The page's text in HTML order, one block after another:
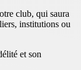
club, qui saura
institutions ou
et son